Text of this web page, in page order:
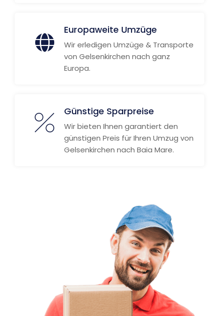
Europaweite Umzüge
Wir erledigen Umzüge & Transporte
von Gelsenkirchen nach ganz
Europa.
Günstige Sparpreise
Wir bieten Ihnen garantiert den
günstigen Preis für Ihren Umzug von
Gelsenkirchen nach Baia Mare.